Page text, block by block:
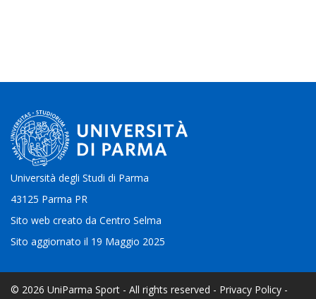
Università degli Studi di Parma
43125 Parma PR
Sito web creato da Centro Selma
Sito aggiornato il 19 Maggio 2025
© 2026 UniParma Sport - All rights reserved - Privacy Policy -